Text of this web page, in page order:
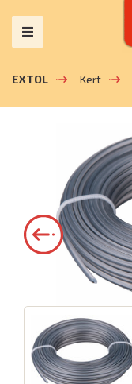
EXTOL Kert